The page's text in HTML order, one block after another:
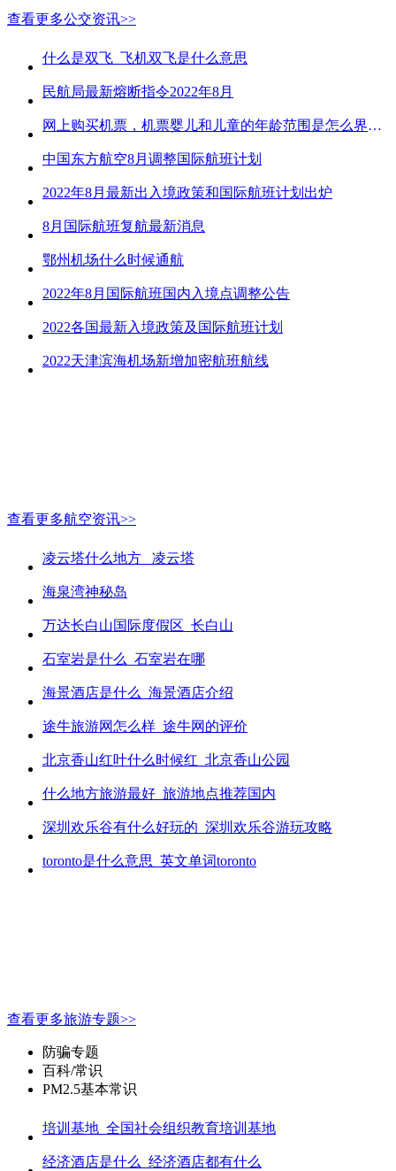
查看更多公交资讯>>
什么是双飞_飞机双飞是什么意思
民航局最新熔断指令2022年8月
网上购买机票，机票婴儿和儿童的年龄范围是怎么界定的？
中国东方航空8月调整国际航班计划
2022年8月最新出入境政策和国际航班计划出炉
8月国际航班复航最新消息
鄂州机场什么时候通航
2022年8月国际航班国内入境点调整公告
2022各国最新入境政策及国际航班计划
2022天津滨海机场新增加密航班航线
查看更多航空资讯>>
凌云塔什么地方_ 凌云塔
海泉湾神秘岛
万达长白山国际度假区_长白山
石室岩是什么_石室岩在哪
海景酒店是什么_海景酒店介绍
途牛旅游网怎么样_途牛网的评价
北京香山红叶什么时候红_北京香山公园
什么地方旅游最好_旅游地点推荐国内
深圳欢乐谷有什么好玩的_深圳欢乐谷游玩攻略
toronto是什么意思_英文单词toronto
查看更多旅游专题>>
防骗专题
百科/常识
PM2.5基本常识
培训基地_全国社会组织教育培训基地
经济酒店是什么_经济酒店都有什么